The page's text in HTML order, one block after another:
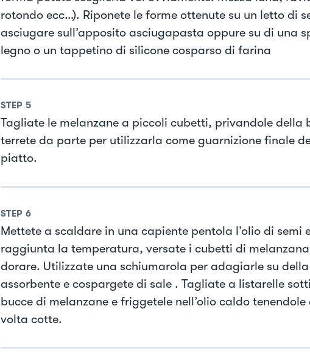
rotondo ecc…). Riponete le forme ottenute su un letto di
asciugare sull’apposito asciugapasta oppure su di una
legno o un tappetino di silicone cosparso di farina
STEP 5
Tagliate le melanzane a piccoli cubetti, privandole della
terrete da parte per utilizzarla come guarnizione finale
piatto.
STEP 6
Mettete a scaldare in una capiente pentola l’olio di semi
raggiunta la temperatura, versate i cubetti di
dorare. Utilizzate una schiumarola per adagiarle su
assorbente e cospargete di sale . Tagliate a listarelle
bucce di melanzane e friggetele nell’olio caldo
volta cotte.